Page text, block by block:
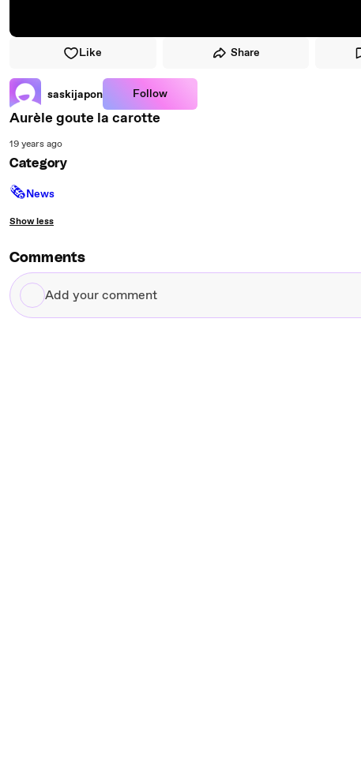
Like Share
saskijapon Follow
Aurèle goute la carotte
19 years ago
Category
🗞News
Show less
Comments
Add
your